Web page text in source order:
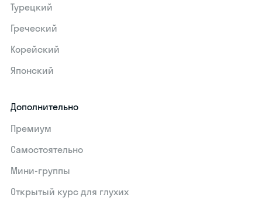
Турецкий
Греческий
Корейский
Японский
Дополнительно
Премиум
Самостоятельно
Мини-группы
Открытый курс для глухих